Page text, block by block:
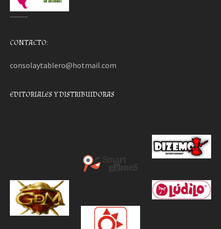
………..
CONTACTO:
consolaytablero@hotmail.com
EDITORIALES Y DISTRIBUIDORAS